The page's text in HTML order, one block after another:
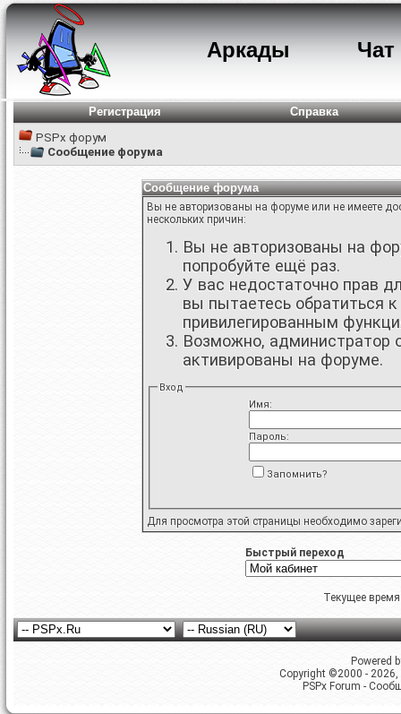
Аркады Чат
Регистрация
Справка
PSPx форум
Сообщение форума
Сообщение форума
Вы не авторизованы на форуме или не имеете
нескольких причин:
Вы не авторизованы на
попробуйте ещё раз.
У вас недостаточно прав
вы пытаетесь обратиться
привилегированным
Возможно, администратор
активированы на форуме.
Вход
Имя:
Пароль:
Запомнить?
Для просмотра этой страницы необходимо
Быстрый переход
Текущее
Powered
Copyright ©2000 -
PSPx Forum -